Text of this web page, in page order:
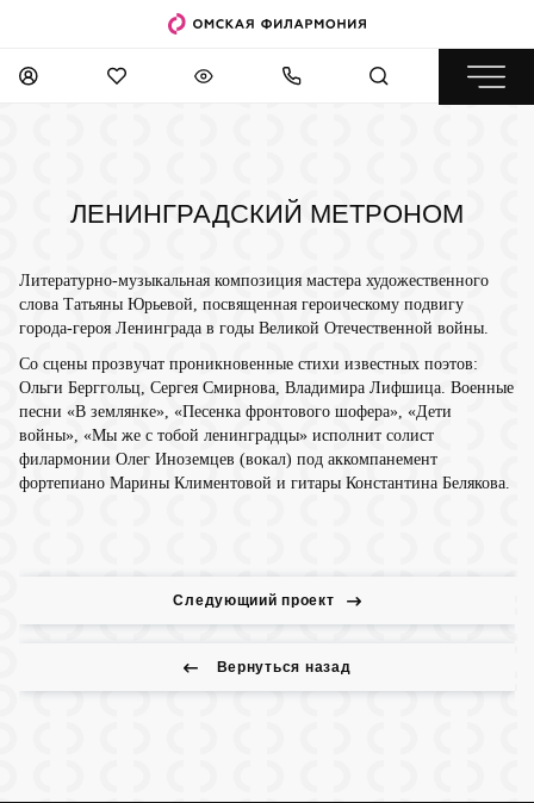
ЛЕНИНГРАДСКИЙ МЕТРОНОМ
Литературно-музыкальная композиция мастера художественного
слова Татьяны Юрьевой, посвященная героическому подвигу
города-героя Ленинграда в годы Великой Отечественной войны.
Со сцены прозвучат проникновенные стихи известных поэтов:
Ольги Берггольц, Сергея Смирнова, Владимира Лифшица. Военные
песни «В землянке», «Песенка фронтового шофера», «Дети
войны», «Мы же с тобой ленинградцы» исполнит солист
филармонии Олег Иноземцев (вокал) под аккомпанемент
фортепиано Марины Климентовой и гитары Константина Белякова.
Вернуться назад
Следующиий проект